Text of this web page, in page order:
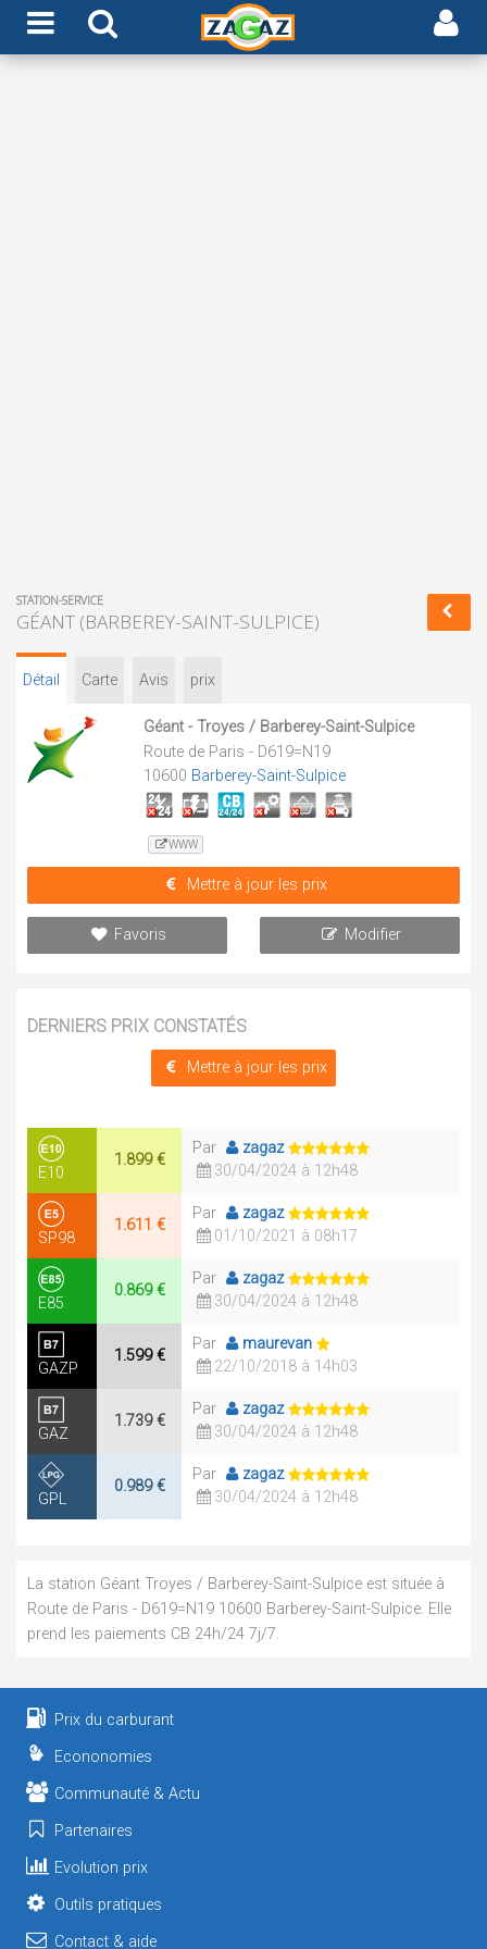
STATION-SERVICE
GÉANT (BARBEREY-SAINT-SULPICE)
Détail Carte Avis prix
Géant - Troyes / Barberey-Saint-Sulpice
Route de Paris - D619=N19
10600 Barberey-Saint-Sulpice
WWW
Mettre à jour les prix
Favoris Modifier
DERNIERS PRIX CONSTATÉS
Mettre à jour les prix
E10
1.899 €
Par
zagaz
30/04/2024 à 12h48
SP98
1.611 €
Par
zagaz
01/10/2021 à 08h17
E85
0.869 €
Par
zagaz
30/04/2024 à 12h48
GAZP
1.599 €
Par
maurevan
22/10/2018 à 14h03
GAZ
1.739 €
Par
zagaz
30/04/2024 à 12h48
GPL
0.989 €
Par
zagaz
30/04/2024 à 12h48
La station Géant Troyes / Barberey-Saint-Sulpice est située à
Route de Paris - D619=N19 10600 Barberey-Saint-Sulpice. Elle
prend les paiements CB 24h/24 7j/7.
Prix du carburant
Econonomies
Communauté & Actu
Partenaires
Evolution prix
Outils pratiques
Contact & aide